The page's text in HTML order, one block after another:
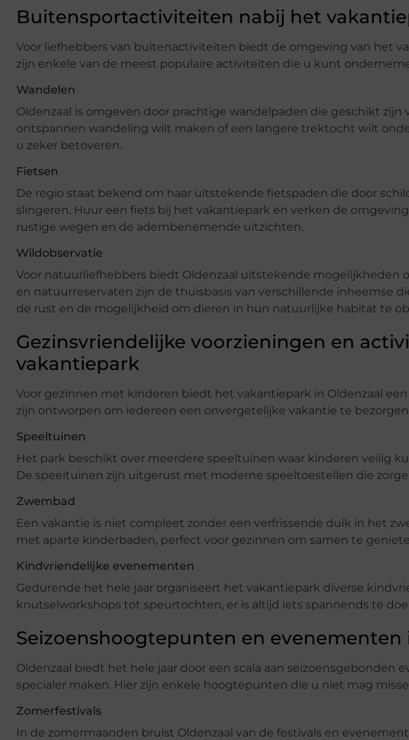
Buitensportactiviteiten nabij het
Voor liefhebbers van buitenactiviteiten biedt de omgeving van het
zijn enkele van de meest populaire activiteiten die u kunt
Wandelen
Oldenzaal is omgeven door prachtige wandelpaden die geschikt zijn
ontspannen wandeling wilt maken of een langere trektocht wilt
u zeker betoveren.
Fietsen
De regio staat bekend om haar uitstekende fietspaden die door
slingeren. Huur een fiets bij het vakantiepark en verken de
rustige wegen en de adembenemende uitzichten.
Wildobservatie
Voor natuurliefhebbers biedt Oldenzaal uitstekende mogelijkheden
en natuurreservaten zijn de thuisbasis van verschillende inheemse
de rust en de mogelijkheid om dieren in hun natuurlijke habitat te
Gezinsvriendelijke voorzieningen en
vakantiepark
Voor gezinnen met kinderen biedt het vakantiepark in Oldenzaal
zijn ontworpen om iedereen een onvergetelijke vakantie te
Speeltuinen
Het park beschikt over meerdere speeltuinen waar kinderen veilig
De speeltuinen zijn uitgerust met moderne speeltoestellen die
Zwembad
Een vakantie is niet compleet zonder een verfrissende duik in het
met aparte kinderbaden, perfect voor gezinnen om samen te
Kindvriendelijke evenementen
Gedurende het hele jaar organiseert het vakantiepark diverse
knutselworkshops tot speurtochten, er is altijd iets spannends te
Seizoenshoogtepunten en evenementen
Oldenzaal biedt het hele jaar door een scala aan
specialer maken. Hier zijn enkele hoogtepunten die u niet mag
Zomerfestivals
In de zomermaanden bruist Oldenzaal van de festivals en